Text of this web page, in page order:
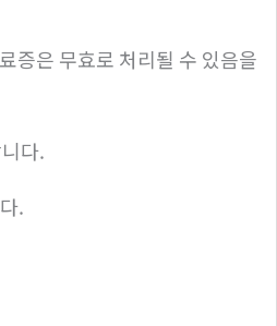
증은 무효로 처리될 수 있음을
다.
.